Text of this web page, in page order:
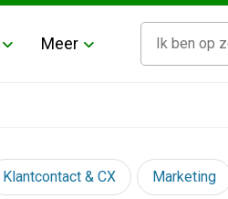
Meer
Klantcontact & CX Marketing